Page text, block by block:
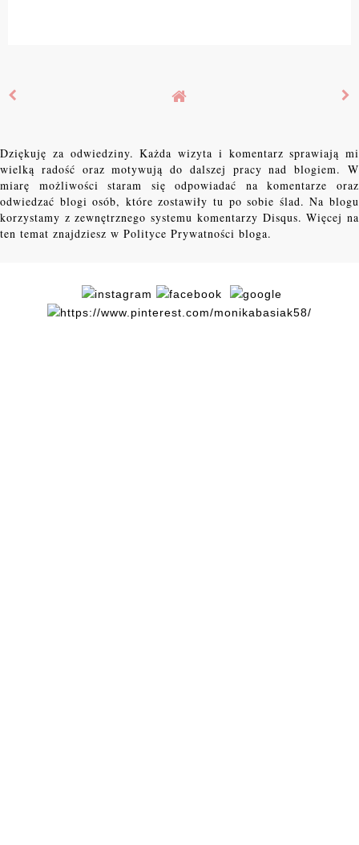
Dziękuję za odwiedziny. Każda wizyta i komentarz sprawiają mi
wielką radość oraz motywują do dalszej pracy nad blogiem. W
miarę możliwości staram się odpowiadać na komentarze oraz
odwiedzać blogi osób, które zostawiły tu po sobie ślad. Na blogu
korzystamy z zewnętrznego systemu komentarzy Disqus. Więcej na
ten temat znajdziesz w Polityce Prywatności bloga.